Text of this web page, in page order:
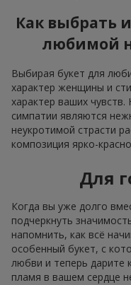
Как выбрать
любимой
Выбирая букет для
характер женщины и
характер ваших
симпатии являются
неукротимой страсти
композиция ярко-
Для
Когда вы уже долго
подчеркнуть
напомнить, как всё
особенный букет, с
любви и теперь дарите
пламя в вашем сердце